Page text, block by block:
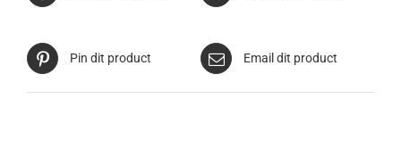
Pin dit product Email dit product